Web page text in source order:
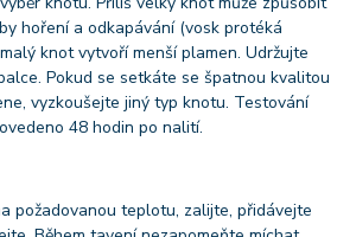
hoření a odkapávání (vosk protéká
knot vytvoří menší plamen. Udržujte
Pokud se setkáte se špatnou kvalitou
vyzkoušejte jiný typ knotu. Testování
48 hodin po nalití.
požadovanou teplotu, zalijte, přidávejte